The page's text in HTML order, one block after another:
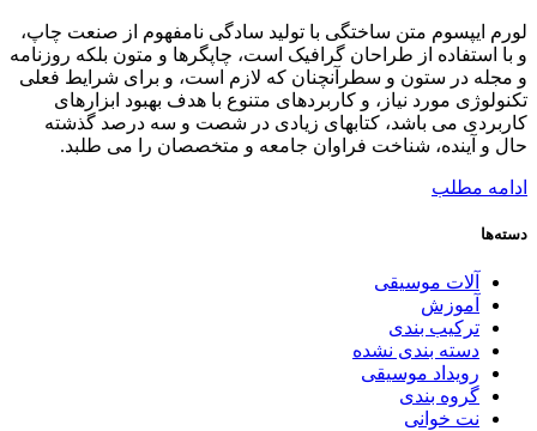
لورم ایپسوم متن ساختگی با تولید سادگی نامفهوم از صنعت چاپ،
و با استفاده از طراحان گرافیک است، چاپگرها و متون بلکه روزنامه
و مجله در ستون و سطرآنچنان که لازم است، و برای شرایط فعلی
تکنولوژی مورد نیاز، و کاربردهای متنوع با هدف بهبود ابزارهای
کاربردی می باشد، کتابهای زیادی در شصت و سه درصد گذشته
حال و آینده، شناخت فراوان جامعه و متخصصان را می طلبد.
ادامه مطلب
دسته‌ها
آلات موسیقی
آموزش
ترکیب بندی
دسته بندی نشده
رویداد موسیقی
گروه بندی
نت خوانی